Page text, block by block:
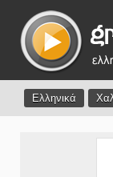
Ελληνικά